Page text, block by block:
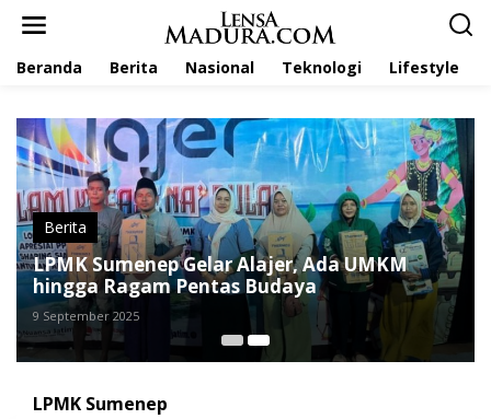
Beranda Berita Nasional Teknologi Lifestyle
Berita
LPMK Sumenep Gelar Alajer, Ada UMKM
hingga Ragam Pentas Budaya
9 September 2025
LPMK Sumenep